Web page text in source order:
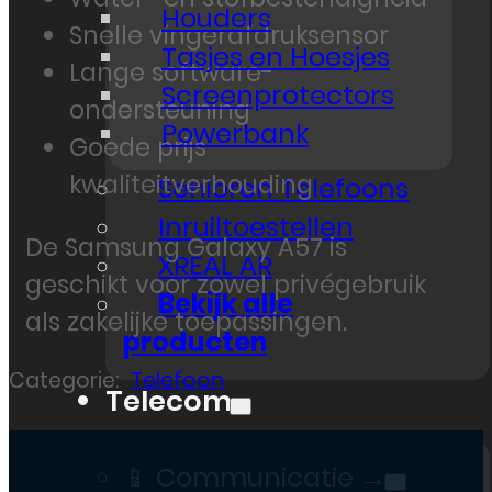
Houders
Tasjes en Hoesjes
Screenprotectors
Powerbank
Senioren Telefoons
Inruiltoestellen
XREAL AR
Bekijk alle
producten
Telecom
📱 Communicatie →
Snelle vingerafdruksensor
Lange software-
ondersteuning
Goede prijs-
kwaliteitverhouding
De Samsung Galaxy A57 is
geschikt voor zowel privégebruik
als zakelijke toepassingen.
Categorie: Telefoon